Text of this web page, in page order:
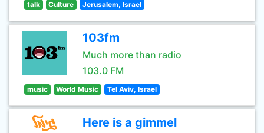
talk Culture Jerusalem, Israel
103fm
Much more than radio
103.0 FM
music World Music Tel Aviv, Israel
Here is a gimmel